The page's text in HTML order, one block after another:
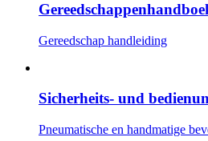
Gereedschap handleiding
Sicherheits- und
Pneumatische en handmatige